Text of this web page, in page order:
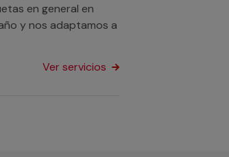
en general en
y nos adaptamos a
Ver servicios